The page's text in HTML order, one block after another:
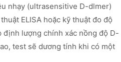
nhạy (ultrasensitive D-dlmer)
ELISA hoặc kỹ thuật đo độ
định lượng chính xác nồng độ D-
test sẽ dương tính khi có một